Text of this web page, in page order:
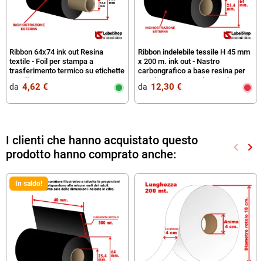
Ribbon 64x74 ink out Resina
textile - Foil per stampa a
trasferimento termico su etichette
tessili supra
da‎ ‎ 4,62 €
Ribbon indelebile tessile H 45 mm
x 200 m. ink out - Nastro
carbongrafico a base resina per
textyle e stone wash - Ricoh
D110A
da‎ ‎ 12,30 €
I clienti che hanno acquistato questo
prodotto hanno comprato anche:
keyboard_arrow_left keyboard_arrow_right
In saldo!